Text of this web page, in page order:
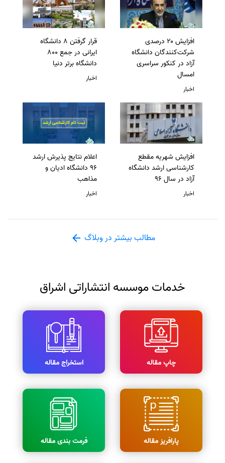
افزایش ۲۰ درصدی
شرکت‌کنندگان دانشگاه
آزاد در کنکور سراسری
امسال
اخبار
قرار گرفتن 8 دانشگاه
ایرانی در جمع 800
دانشگاه برتر دنیا
اخبار
افزایش شهریه مقطع
کارشناسی ارشد دانشگاه
آزاد در سال 96
اخبار
اعلام نتایج پذیرش ارشد
96 دانشگاه ادیان و
مذاهب
اخبار
مطالب بیشتر در وبلاگ
خدمات موسسه انتشاراتی اشراق
چاپ مقاله استخراج مقاله
پارافریز مقاله فرمت بندی مقاله